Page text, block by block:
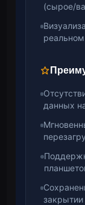
(сырое/
данных